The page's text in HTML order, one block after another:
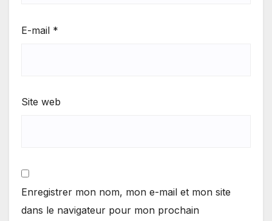
E-mail *
Site web
Enregistrer mon nom, mon e-mail et mon site
dans le navigateur pour mon prochain